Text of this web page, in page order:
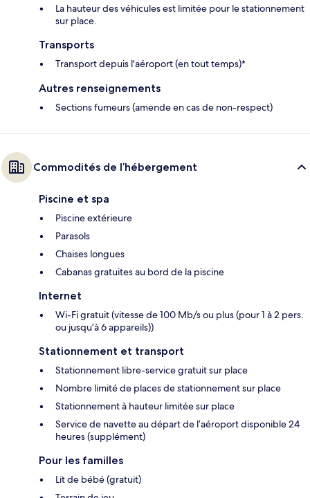
La hauteur des véhicules est limitée pour le stationnement
sur place.
Transports
Transport depuis l'aéroport (en tout temps)*
Autres renseignements
Sections fumeurs (amende en cas de non-respect)
Commodités de l’hébergement
Piscine et spa
Piscine extérieure
Parasols
Chaises longues
Cabanas gratuites au bord de la piscine
Internet
Wi-Fi gratuit (vitesse de 100 Mb/s ou plus (pour 1 à 2 pers.
ou jusqu’à 6 appareils))
Stationnement et transport
Stationnement libre-service gratuit sur place
Nombre limité de places de stationnement sur place
Stationnement à hauteur limitée sur place
Service de navette au départ de l’aéroport disponible 24
heures (supplément)
Pour les familles
Lit de bébé (gratuit)